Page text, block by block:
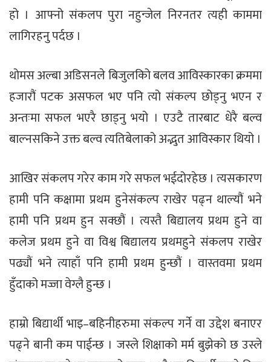
हो । आफ्नो संकलप पुरा नहुन्जेल निरनतर त्यही काममा
लागिरहनु पर्दछ ।
थोमस अल्बा अडिसनले बिजुलकिो बलव आविस्कारका क्रममा
हजारौं पटक असफल भए पनि त्यो संकल्प छोड्नु भएन र
अन्तःमा सफल भएरै छाड्नु भयो । एउटै तारबाट धेरै बल्व
बाल्नसकिने उक्त बल्व त्यतिबेलाको अद्भुत आविस्कार थियो ।
आखिर संकलप गरेर काम गरे सफल भईदोरहेछ । त्यसकारण
हामी पनि कक्षामा प्रथम हुनेसंकल्प राखेर पढ्न थाल्यौं भने
हामी पनि प्रथम हुन सक्छौं । त्यस्तै बिद्यालय प्रथम हुने वा
कलेज प्रथम हुने वा विश्व बिद्यालय प्रथमहुने संकलप राखेर
पढ्यौं भने त्याहाँ पनि हामी प्रथम हुन्छौं । वास्तवमा प्रथम
हुँदाको मज्जा वेग्लै हुन्छ ।
हाम्रो बिद्यार्थी भाइ–बहिनीहरुमा संकल्प गर्ने वा उद्देश बनाएर
पढ्ने बानी कम पाईन्छ । जस्ले शिक्षाको मर्म बुझेको छ उस्ले